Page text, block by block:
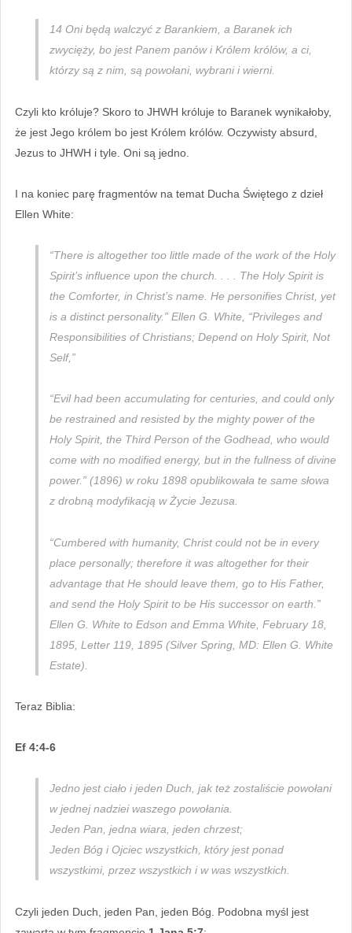
14 Oni będą walczyć z Barankiem, a Baranek ich
zwycięży, bo jest Panem panów i Królem królów, a ci,
którzy są z nim, są powołani, wybrani i wierni.
Czyli kto króluje? Skoro to JHWH króluje to Baranek wynikałoby,
że jest Jego królem bo jest Królem królów. Oczywisty absurd,
Jezus to JHWH i tyle. Oni są jedno.
I na koniec parę fragmentów na temat Ducha Świętego z dzieł
Ellen White:
“There is altogether too little made of the work of the Holy
Spirit’s influence upon the church. . . . The Holy Spirit is
the Comforter, in Christ’s name. He personifies Christ, yet
is a distinct personality.” Ellen G. White, “Privileges and
Responsibilities of Christians; Depend on Holy Spirit, Not
Self,”
“Evil had been accumulating for centuries, and could only
be restrained and resisted by the mighty power of the
Holy Spirit, the Third Person of the Godhead, who would
come with no modified energy, but in the fullness of divine
power.” (1896) w roku 1898 opublikowała te same słowa
z drobną modyfikacją w Życie Jezusa.
“Cumbered with humanity, Christ could not be in every
place personally; therefore it was altogether for their
advantage that He should leave them, go to His Father,
and send the Holy Spirit to be His successor on earth.”
Ellen G. White to Edson and Emma White, February 18,
1895, Letter 119, 1895 (Silver Spring, MD: Ellen G. White
Estate).
Teraz Biblia:
Ef 4:4-6
Jedno jest ciało i jeden Duch, jak też zostaliście powołani
w jednej nadziei waszego powołania.
Jeden Pan, jedna wiara, jeden chrzest;
Jeden Bóg i Ojciec wszystkich, który jest ponad
wszystkimi, przez wszystkich i w was wszystkich.
Czyli jeden Duch, jeden Pan, jeden Bóg. Podobna myśl jest